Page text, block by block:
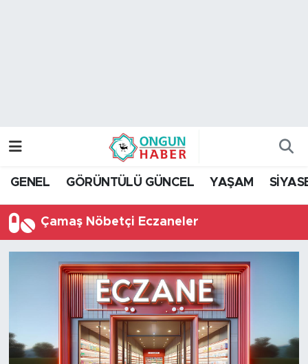
GENEL GÖRÜNTÜLÜ GÜNCEL YAŞAM
Çamaş Nöbetçi Eczaneler
Trafik Durumu
Tüm Manşetler
Son Dakika Haberleri
Haber Arşivi